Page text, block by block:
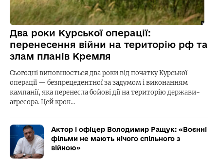
Два роки Курської операції:
перенесення війни на територію рф та
злам планів Кремля
Сьогодні виповнюється два роки від початку Курської
операції — безпрецедентної за задумом і виконанням
кампанії, яка перенесла бойові дії на територію держави-
агресора. Цей крок…
Актор і офіцер Володимир Ращук: «Воєнні
фільми не мають нічого спільного з
війною»